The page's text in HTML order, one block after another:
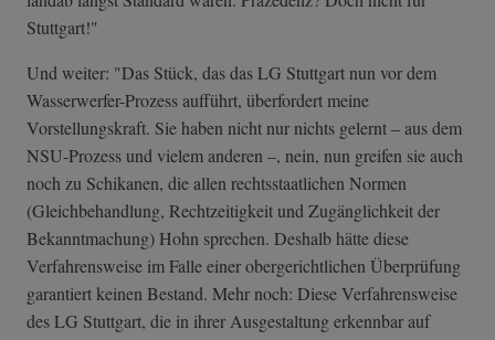
Stuttgart!"
Und weiter: "Das Stück, das das LG Stuttgart nun vor dem
Wasserwerfer-Prozess aufführt, überfordert meine
Vorstellungskraft. Sie haben nicht nur nichts gelernt – aus dem
NSU-Prozess und vielem anderen –, nein, nun greifen sie auch
noch zu Schikanen, die allen rechtsstaatlichen Normen
(Gleichbehandlung, Rechtzeitigkeit und Zugänglichkeit der
Bekanntmachung) Hohn sprechen. Deshalb hätte diese
Verfahrensweise im Falle einer obergerichtlichen Überprüfung
garantiert keinen Bestand. Mehr noch: Diese Verfahrensweise
des LG Stuttgart, die in ihrer Ausgestaltung erkennbar auf